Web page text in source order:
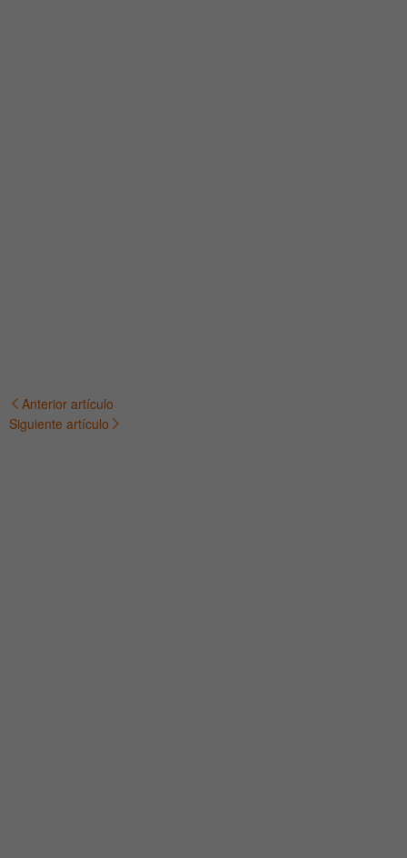
Navegación
Anterior artículo
Siguiente artículo